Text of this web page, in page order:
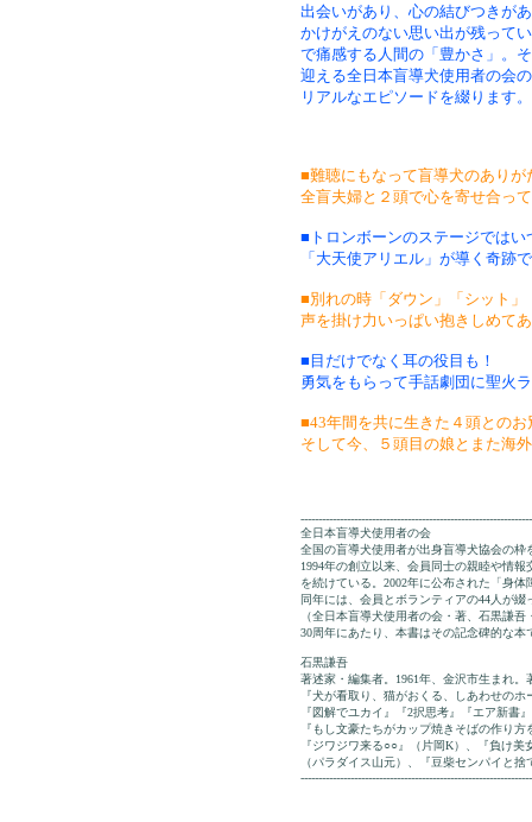
出会いがあり、心の結びつきが
かけがえのない思い出が残って
で痛感する人間の「豊かさ」。
迎える全日本盲導犬使用者の会
リアルなエピソードを綴ります。
■難聴にもなって盲導犬のありが
全盲夫婦と２頭で心を寄せ合って
■トロンボーンのステージではい
「大天使アリエル」が導く奇跡
■別れの時「ダウン」「シット
声を掛け力いっぱい抱きしめて
■目だけでなく耳の役目も！
勇気をもらって手話劇団に聖火
■43年間を共に生きた４頭とのお
そして今、５頭目の娘とまた海
全日本盲導犬使用者の会
全国の盲導犬使用者が出身盲導犬協会の
1994年の創立以来、会員同士の親睦や情
を続けている。2002年に公布された「身
同年には、会員とボランティアの44人が
（全日本盲導犬使用者の会・著、石黒謙
30周年にあたり、本書はその記念碑的な本
石黒謙吾
著述家・編集者。1961年、金沢市生まれ
『犬が看取り、猫がおくる、しあわせの
『図解でユカイ』『2択思考』『エア新書
『もし文豪たちがカップ焼きそばの作り
『ジワジワ来る○○』（片岡K）、『負け
（パラダイス山元）、『豆柴センパイと